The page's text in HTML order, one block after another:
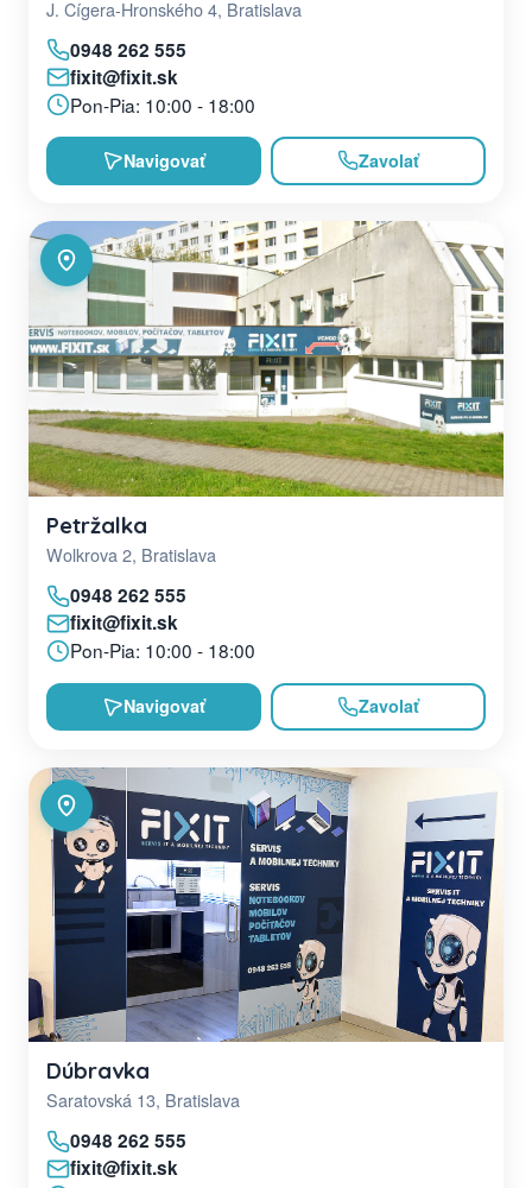
J. Cígera-Hronského 4, Bratislava
0948 262 555
fixit@fixit.sk
Pon-Pia: 10:00 - 18:00
Navigovať Zavolať
Petržalka
Wolkrova 2, Bratislava
0948 262 555
fixit@fixit.sk
Pon-Pia: 10:00 - 18:00
Navigovať Zavolať
Dúbravka
Saratovská 13, Bratislava
0948 262 555
fixit@fixit.sk